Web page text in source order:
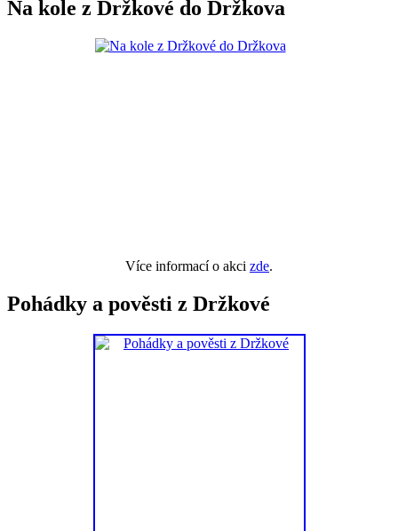
Na kole z Držkové do Držkova
Více informací o akci zde.
Pohádky a pověsti z Držkové